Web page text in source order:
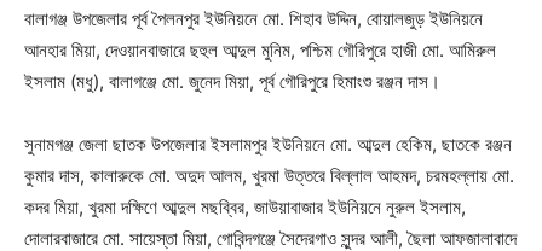
বালাগঞ্জ উপজেলার পূর্ব পৈলনপুর ইউনিয়নে মো. শিহাব উদ্দিন, বোয়ালজুড় ইউনিয়নে
আনহার মিয়া, দেওয়ানবাজারে ছহুল আব্দুল মুনিম, পশ্চিম গৌরিপুরে হাজী মো. আমিরুল
ইসলাম (মধু), বালাগঞ্জে মো. জুনেদ মিয়া, পূর্ব গৌরিপুরে হিমাংশু রঞ্জন দাস।
সুনামগঞ্জ জেলা ছাতক উপজেলার ইসলামপুর ইউনিয়নে মো. আব্দুল হেকিম, ছাতকে রঞ্জন
কুমার দাস, কালারুকে মো. অদুদ আলম, খুরমা উত্তরে বিল্লাল আহমদ, চরমহল্লায় মো.
কদর মিয়া, খুরমা দক্ষিণে আব্দুল মছব্বির, জাউয়াবাজার ইউনিয়নে নুরুল ইসলাম,
দোলারবাজারে মো. সায়েস্তা মিয়া, গোবিন্দগঞ্জে সৈদেরগাও সুন্দর আলী, ছৈলা আফজালাবাদে